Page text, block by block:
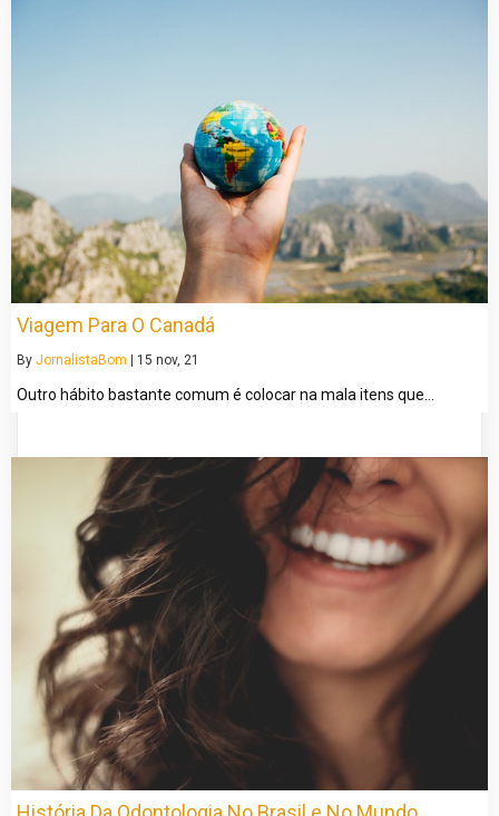
Viagem Para O Canadá
By JornalistaBom | 15 nov, 21
Outro hábito bastante comum é colocar na mala itens que…